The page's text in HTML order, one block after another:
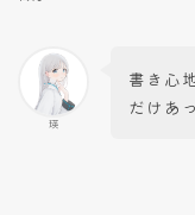
瑛
書き心
だけあ